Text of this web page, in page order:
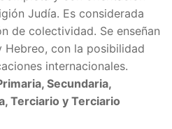
Judía. Es considerada
de colectividad. Se enseñan
Hebreo, con la posibilidad
internacionales.
Secundaria,
Terciario y Terciario